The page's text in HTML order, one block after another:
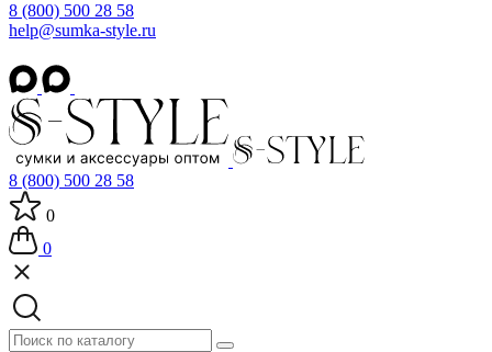
8 (800) 500 28 58
help@sumka-style.ru
8 (800) 500 28 58
0
0